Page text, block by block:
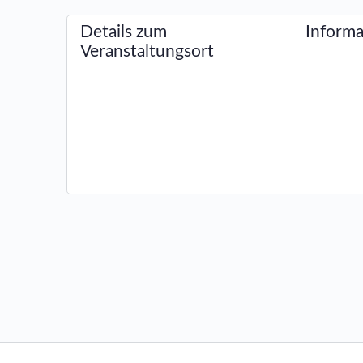
Details zum
Veranstaltungsort